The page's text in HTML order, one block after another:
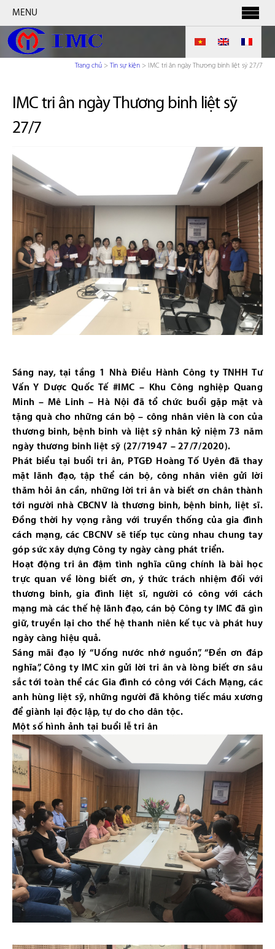
MENU
Trang chủ > Tin sự kiện > IMC tri ân ngày Thương binh liệt sỹ 27/7
IMC tri ân ngày Thương binh liệt sỹ
27/7
Sáng nay, tại tầng 1 Nhà Điều Hành Công ty TNHH Tư
Vấn Y Dược Quốc Tế#IMC – Khu Công nghiệp Quang
Minh – Mê Linh – Hà Nội đã tổ chức buổi gặp mặt và
tặng quà cho những cán bộ – công nhân viên là con của
thương binh, bệnh binh và liệt sỹ nhân kỷ niệm 73 năm
ngày thương binh liệt sỹ (27/71947 – 27/7/2020).
Phát biểu tại buổi tri ân, PTGĐ Hoàng Tố Uyên đã thay
mặt lãnh đạo, tập thể cán bộ, công nhân viên gửi lời
thăm hỏi ân cần, những lời tri ân và biết ơn chân thành
tới người nhà CBCNV là thương binh, bệnh binh, liệt sĩ.
Đồng thời hy vọng rằng với truyền thống của gia đình
cách mạng, các CBCNV sẽ tiếp tục cùng nhau chung tay
góp sức xây dựng Công ty ngày càng phát triển.
Hoạt động tri ân đậm tình nghĩa cũng chính là bài học
trực quan về lòng biết ơn, ý thức trách nhiệm đối với
thương binh, gia đình liệt sĩ, người có công với cách
mạng mà các thế hệ lãnh đạo, cán bộ Công ty IMC đã gìn
giữ, truyền lại cho thế hệ thanh niên kế tục và phát huy
ngày càng hiệu quả.
Sáng mãi đạo lý “Uống nước nhớ nguồn”, “Đền ơn đáp
nghĩa”, Công ty IMC xin gửi lời tri ân và lòng biết ơn sâu
sắc tới toàn thể các Gia đình có công với Cách Mạng, các
anh hùng liệt sỹ, những người đã không tiếc máu xương
để giành lại độc lập, tự do cho dân tộc.
Một số hình ảnh tại buổi lễ tri ân